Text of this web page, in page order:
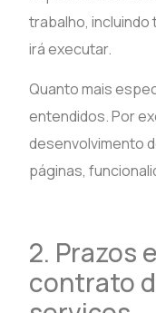
trabalho,
irá executar.
Quanto mais
entendidos. Por
desenvolvimento
páginas,
2. Prazos
contrato